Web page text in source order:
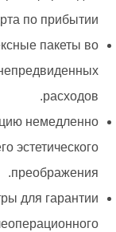
по прибытии.
пакеты во
расходов.
немедленно
эстетического
преображения.
для гарантии